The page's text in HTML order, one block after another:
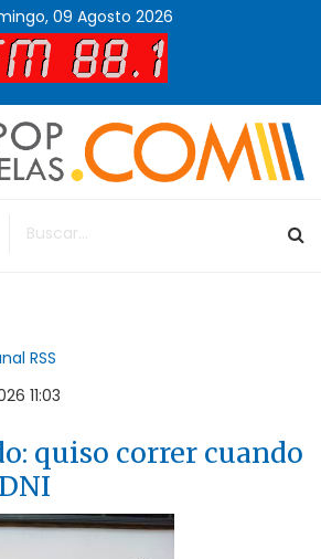
09 Agosto 2026
RSS
11:03
quiso correr cuando